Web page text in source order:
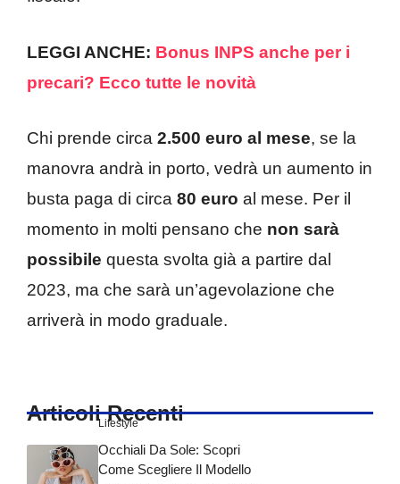
LEGGI ANCHE: Bonus INPS anche per i
precari? Ecco tutte le novità
Chi prende circa 2.500 euro al mese, se la
manovra andrà in porto, vedrà un aumento in
busta paga di circa 80 euro al mese. Per il
momento in molti pensano che non sarà
possibile questa svolta già a partire dal
2023, ma che sarà un’agevolazione che
arriverà in modo graduale.
Articoli Recenti
Lifestyle
Occhiali Da Sole: Scopri
Come Scegliere Il Modello